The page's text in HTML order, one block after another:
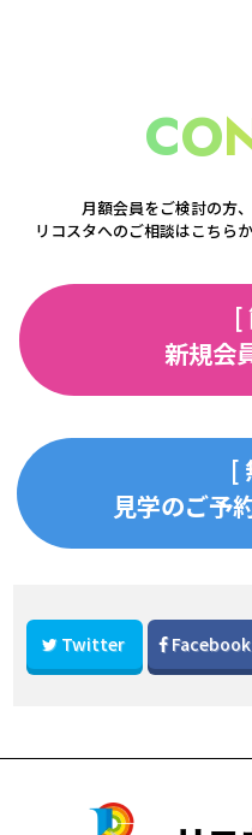
CO
月額会員をご検討の方
リコスタへのご相談はこちら
[
新規会
[
見学のご予
Twitter Facebook